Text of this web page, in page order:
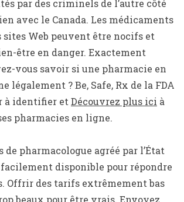
par des criminels de l’autre côté
avec le Canada. Les médicaments
sites Web peuvent être nocifs et
être en danger. Exactement
vous savoir si une pharmacie en
légalement ? Be, Safe, Rx de la FDA
à identifier et Découvrez plus ici à
pharmacies en ligne.
de pharmacologue agréé par l’État
disponible pour répondre
Offrir des tarifs extrêmement bas
beaux pour être vrais. Envoyez